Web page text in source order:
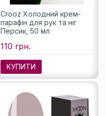
Crooz Холодний крем-
парафін для рук та ніг
Персик, 50 мл
110 грн.
КУПИТИ